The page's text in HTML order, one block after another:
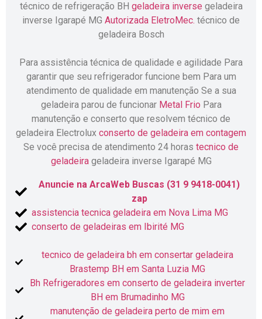
técnico de refrigeração BH geladeira inverse geladeira
inverse Igarapé MG Autorizada EletroMec. técnico de
geladeira Bosch
Para assistência técnica de qualidade e agilidade Para
garantir que seu refrigerador funcione bem Para um
atendimento de qualidade em manutenção Se a sua
geladeira parou de funcionar Metal Frio Para
manutenção e conserto que resolvem técnico de
geladeira Electrolux conserto de geladeira em contagem
Se você precisa de atendimento 24 horas tecnico de
geladeirageladeira inverse Igarapé MG
Anuncie na ArcaWeb Buscas (31 9 9418-0041)
zap
assistencia tecnica geladeira em Nova Lima MG
conserto de geladeiras em Ibirité MG
tecnico de geladeira bh em consertar geladeira
Brastemp BH em Santa Luzia MG
Bh Refrigeradores em conserto de geladeira inverter
BH em Brumadinho MG
manutenção de geladeira perto de mim em